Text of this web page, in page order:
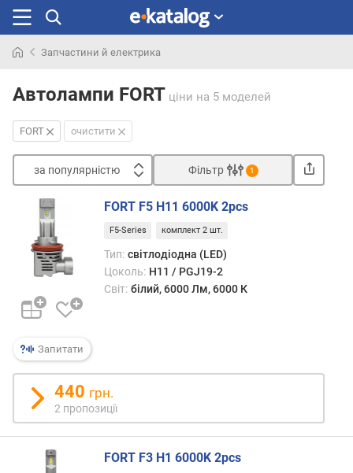
раніше
Запчастини й електрика
Автолампи FORT ціни на 5 моделей
FORT очистити
за популярністю
з
а
п
о
у
л
р
н
с
Фільтр 1
Запитати
FORT F5 H11 6000K 2pcs
F5-Series комплект 2 шт.
Тип: світлодіодна (LED)
Цоколь: H11 / PGJ19-2
Світ: білий, 6000 Лм, 6000 К
440 грн.
2 пропозиції
FORT F3 H1 6000K 2pcs